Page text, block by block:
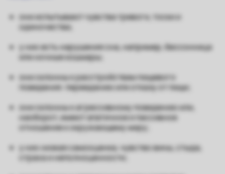
они испытывают чувства тревоги, тоски и
одиночества;
у них есть нарушения сна, например, бессонница
или ночные кошмары;
они склонны к расстройствам пищевого
поведения: перееданию или отказу от пищи;
они склонны к агрессивному поведению или,
наоборот, имеют апатичное и пассивное
отношение к окружающему миру;
у них низкая самооценка, чувство вины, стыда,
страха и неполноценности;